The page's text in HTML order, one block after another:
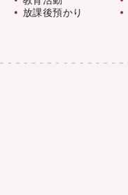
放課後預かり